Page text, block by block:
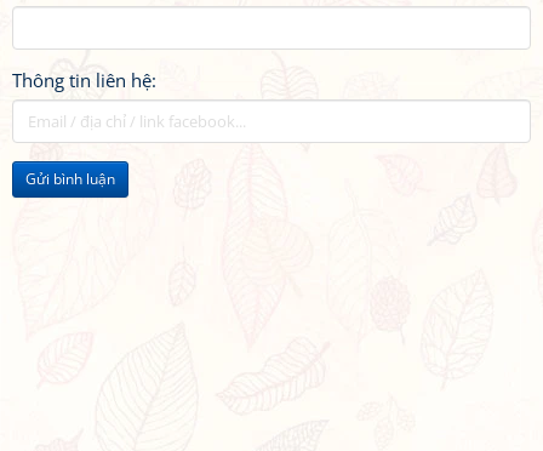
Thông tin liên hệ:
Gửi bình luận